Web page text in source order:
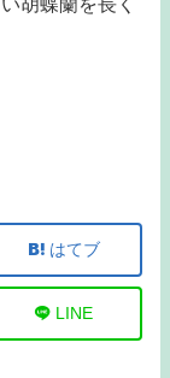
はてブ
LINE